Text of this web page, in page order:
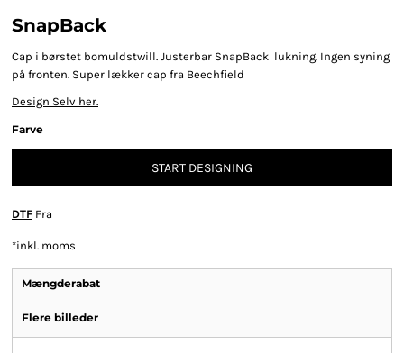
SnapBack
Cap i børstet bomuldstwill. Justerbar SnapBack lukning. Ingen syning
på fronten. Super lækker cap fra Beechfield
Design Selv her.
Farve
START DESIGNING
DTF Fra
*inkl. moms
Mængderabat
Flere billeder